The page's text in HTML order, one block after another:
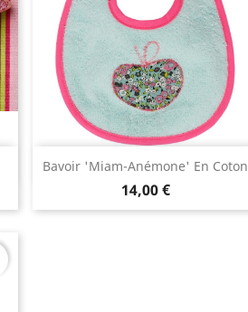
Bavoir 'Miam-Anémone' En Coton
14,00 €
Aperçu rapide